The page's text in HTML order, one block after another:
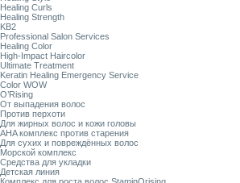
Healing Curls
Healing Strength
KB2
Professional Salon Services
Healing Color
High-Impact Haircolor
Ultimate Treatment
Keratin Healing Emergency Service
Color WOW
O’Rising
От выпадения волос
Против перхоти
Для жирных волос и кожи головы
AHA комплекс против старения
Для сухих и повреждённых волос
Морской комплекс
Средства для укладки
Детская линия